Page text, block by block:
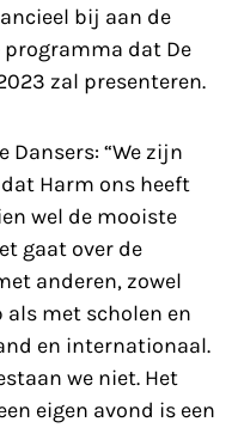
bij aan de
dat De
zal presenteren.
Dansers: “We zijn
Harm ons heeft
wel de mooiste
gaat over de
anderen, zowel
als met scholen en
en internationaal.
we niet. Het
eigen avond is een